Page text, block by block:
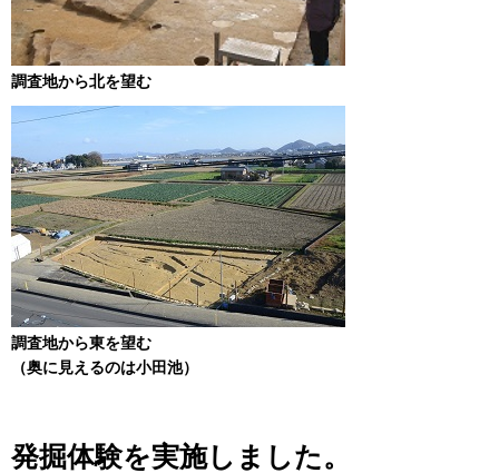
調査地から北を望む
調査地から東を望む
（奥に見えるのは小田池）
発掘体験を実施しました。